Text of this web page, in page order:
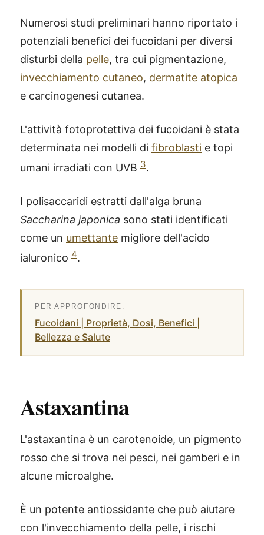
Numerosi studi preliminari hanno riportato i
potenziali benefici dei fucoidani per diversi
disturbi della pelle, tra cui pigmentazione,
invecchiamento cutaneo, dermatite atopica
e carcinogenesi cutanea.
L'attività fotoprotettiva dei fucoidani è stata
determinata nei modelli di fibroblasti e topi
umani irradiati con UVB 3.
I polisaccaridi estratti dall'alga bruna
Saccharina japonica sono stati identificati
come un umettante migliore dell'acido
ialuronico 4.
Fucoidani | Proprietà, Dosi, Benefici |
Bellezza e Salute
Astaxantina
L'astaxantina è un carotenoide, un pigmento
rosso che si trova nei pesci, nei gamberi e in
alcune microalghe.
È un potente antiossidante che può aiutare
con l'invecchiamento della pelle, i rischi